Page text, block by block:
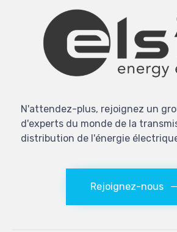
N'attendez-plus, rejoignez un
d'experts du monde de la
distribution de l'énergie
Rejoignez-nous